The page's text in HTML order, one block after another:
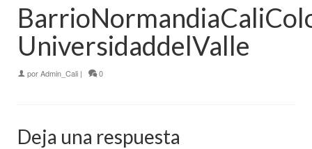
UniversidaddelValle
porAdmin_Cali | 0
Deja una respuesta